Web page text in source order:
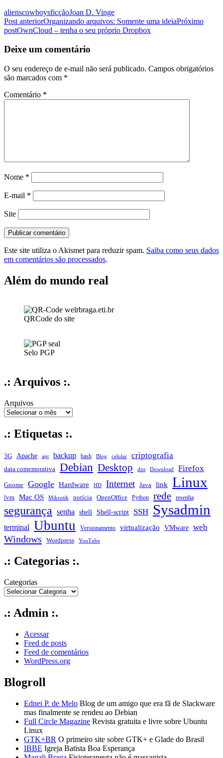
alienscowboysficçãoJoan D. Vinge
Navegação
de
posts
Post anteriorOrganizando arquivos: Somente uma ideiaPróximo
postOwnCloud – tenha o seu próprio Dropbox
Deixe um comentário
O seu endereço de e-mail não será publicado. Campos obrigatórios
são marcados com *
Comentário *
Nome *
E-mail *
Site
Este site utiliza o Akismet para reduzir spam. Saiba como seus dados
em comentários são processados.
Além do mundo real
QRCode do site
Selo PGP
.: Arquivos :.
Arquivos
.: Etiquetas :.
3G Apache apt backup bash Blog celular criptografia
data comemorativa Debian Desktop dns Download Firefox
Gnome Google Hardware HD Internet Java link Linux
lvm Mac OS Mikrotik notícia OpenOffice Python rede resenha
segurança senha shell Shell-script SSH Sysadmin
terminal Ubuntu Versionamento virtualização VMware web
Windows Wordpress YouTube
.: Categorias :.
Categorias
.: Admin :.
Acessar
Feed de posts
Feed de comentários
WordPress.org
Blogroll
Ednei P. de Melo Blog de um amigo que era fã de Slackware
mas finalmente se rendeu ao Debian
Full Circle Magazine Revista gratuita e livre sobre Ubuntu
Linux
GTK+BR O primeiro site sobre GTK+ e Glade do Brasil
IBBE Igreja Batista Boa Esperança